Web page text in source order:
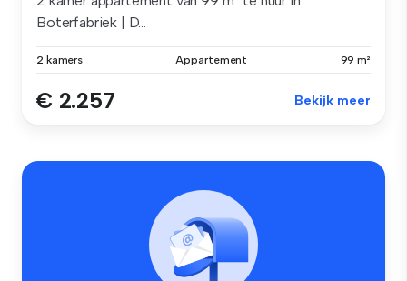
Boterfabriek | D...
2 kamers Appartement 99 m²
€ 2.257 Bekijk meer